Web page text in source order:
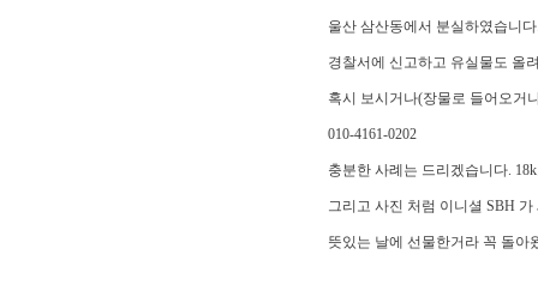
울산 삼산동에서 분실하였습니
경찰서에 신고하고 유실물도 올
혹시 보시거나(장물로 들어오거
010-4161-0202
충분한 사례는 드리겠습니다.
그리고 사진 처럼 이니셜 SBH
뜻있는 날에 선물한거라 꼭 돌